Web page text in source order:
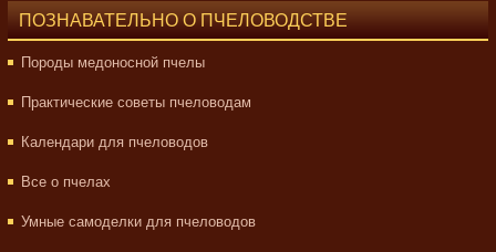
ПОЗНАВАТЕЛЬНО О ПЧЕЛОВОДСТВЕ
Породы медоносной пчелы
Практические советы пчеловодам
Календари для пчеловодов
Все о пчелах
Умные самоделки для пчеловодов